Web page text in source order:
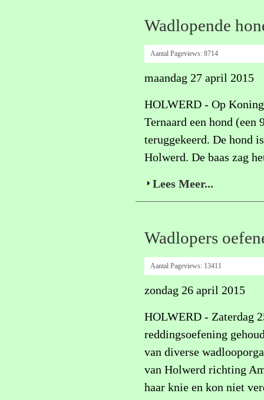
Wadlopende
Aantal Pageviews: 8714
maandag 27 april 2015
HOLWERD - Op
Ternaard een hond (een
teruggekeerd. De hond
Holwerd. De baas zag
Lees Meer...
Wadlopers
Aantal Pageviews: 13411
zondag 26 april 2015
HOLWERD - Zaterdag
reddingsoefening
van diverse
van Holwerd richting
haar knie en kon niet